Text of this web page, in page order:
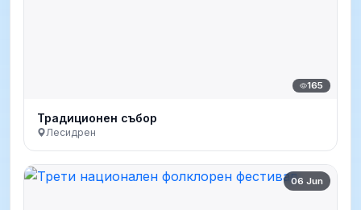
165
Традиционен събор
Лесидрен
06 Jun